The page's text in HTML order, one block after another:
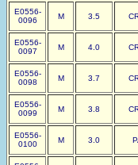
E0556-
0096
M 3.5
E0556-
0097
M 4.0
E0556-
0098
M 3.7
E0556-
0099
M 3.8
E0556-
0100
M 3.0